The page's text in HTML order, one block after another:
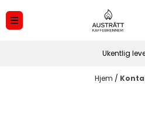
Hopp til innhold
Ukentlig
Hjem /